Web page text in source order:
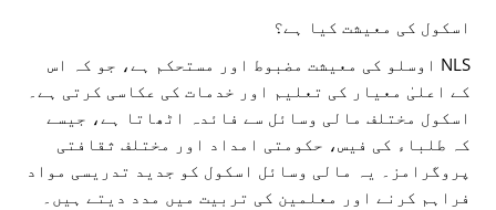
اسکول کی معیشت کیا ہے؟
NLS اوسلو کی معیشت مضبوط اور مستحکم ہے، جو کہ اس
کے اعلیٰ معیار کی تعلیم اور خدمات کی عکاسی کرتی ہے۔
اسکول مختلف مالی وسائل سے فائدہ اٹھاتا ہے، جیسے
کہ طلباء کی فیس، حکومتی امداد اور مختلف ثقافتی
پروگرامز۔ یہ مالی وسائل اسکول کو جدید تدریسی مواد
فراہم کرنے اور معلمین کی تربیت میں مدد دیتے ہیں۔